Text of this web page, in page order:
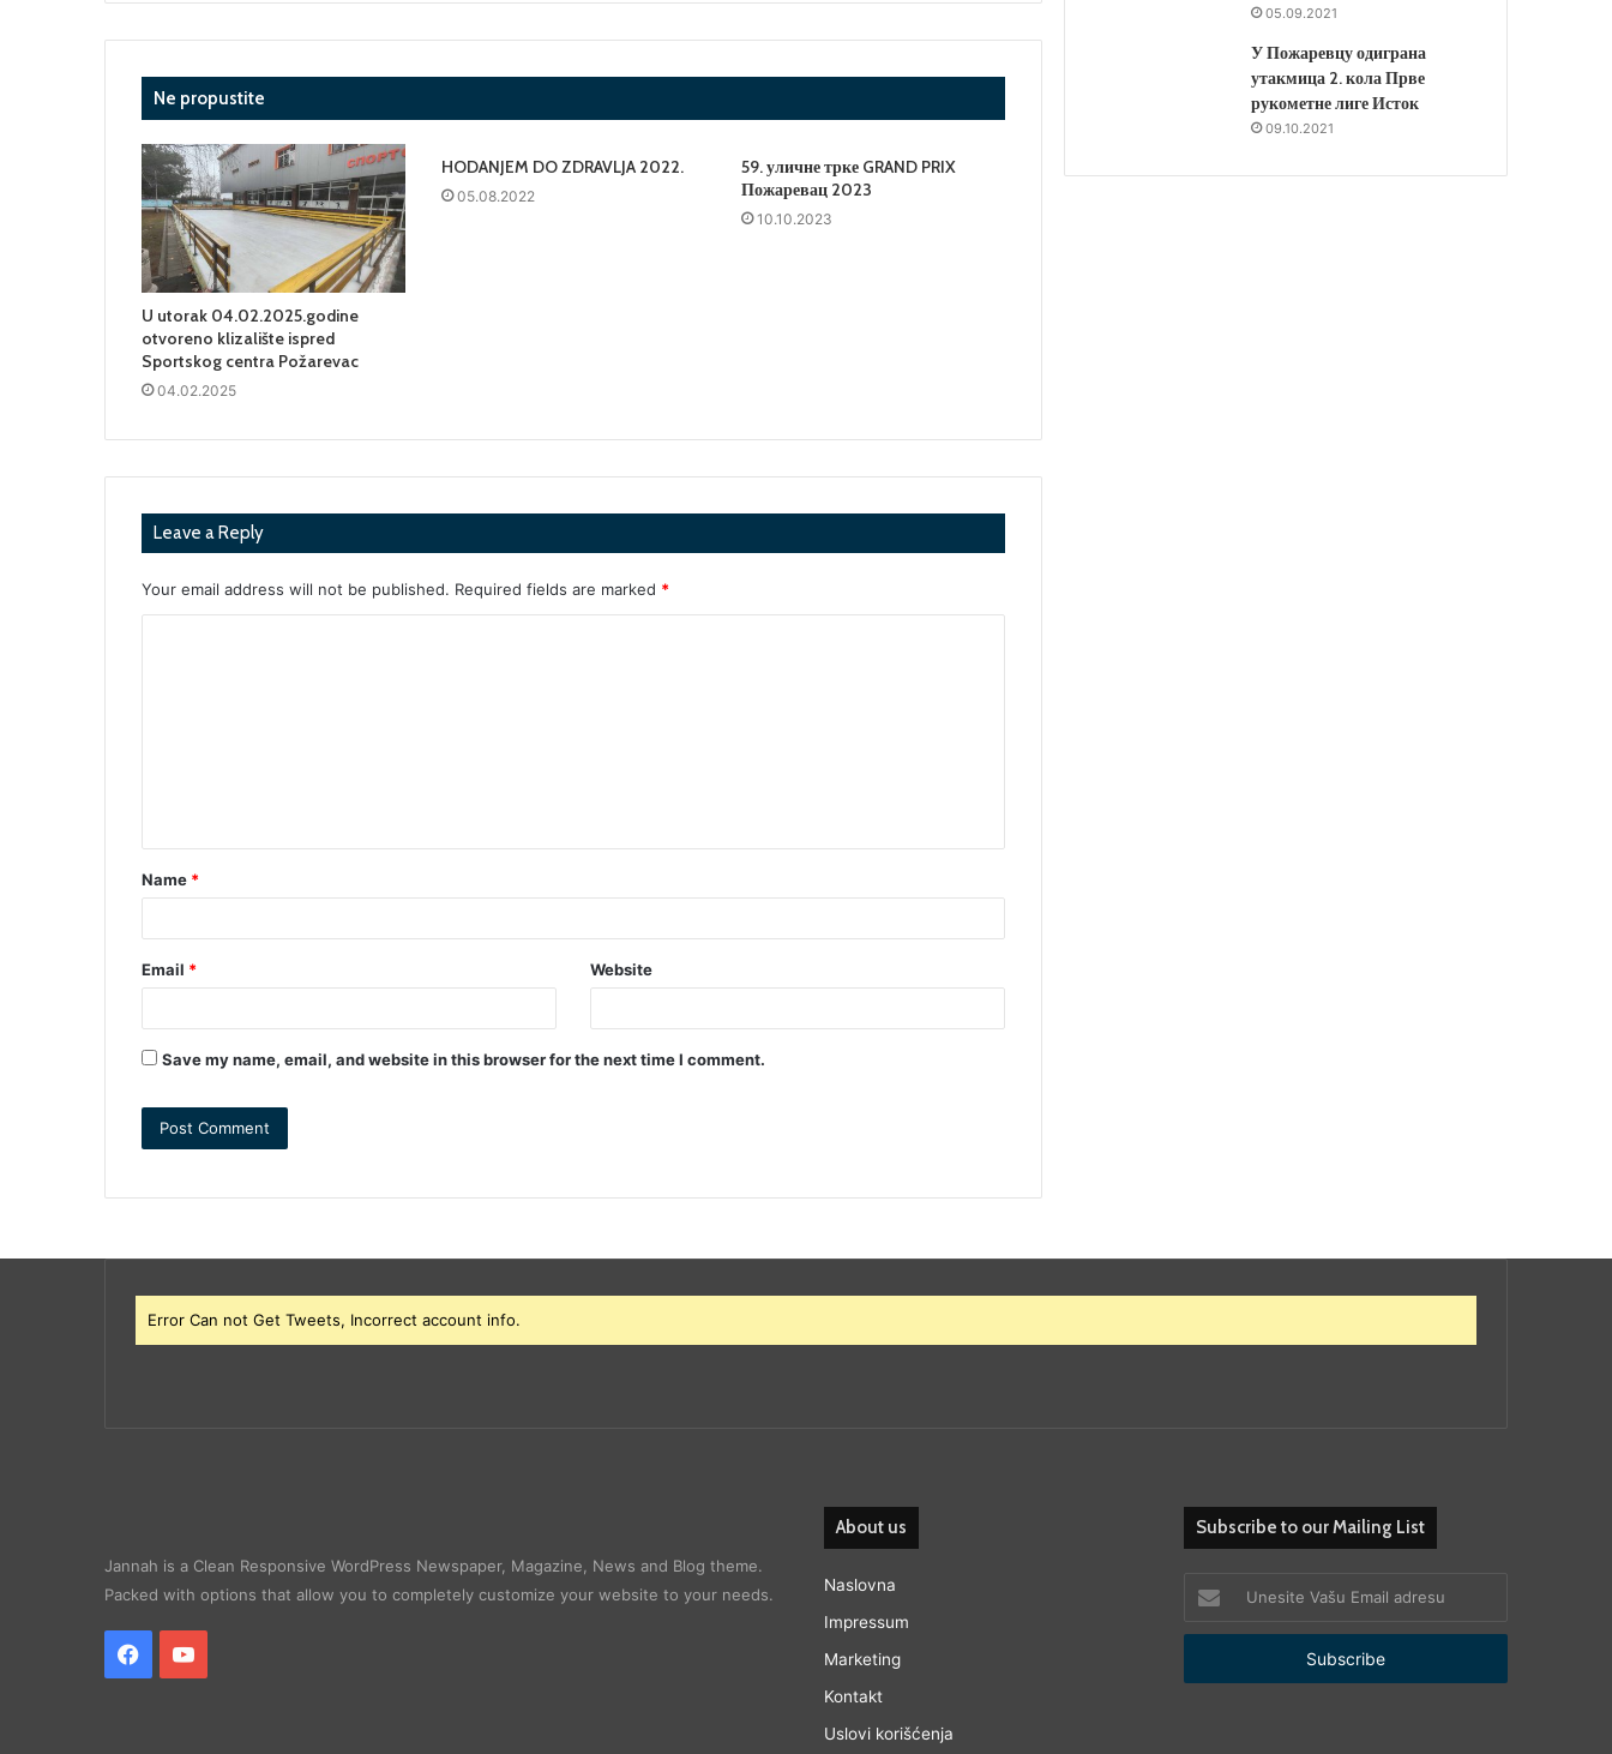
Ne propustite
U utorak 04.02.2025.godine
otvoreno klizalište ispred
Sportskog centra Požarevac
04.02.2025
HODANJEM DO ZDRAVLJA 2022.
05.08.2022
59. уличне трке GRAND PRIX
Пожаревац 2023
10.10.2023
Leave a Reply
Your email address will not be published. Required fields are marked *
t
*
Name *
Email * Website
Save my name, email, and website in this browser for the next time I comment.
05.09.2021
У Пожаревцу одиграна
утакмица 2. кола Прве
рукометне лиге Исток
09.10.2021
Error Can not Get Tweets, Incorrect account info.
Jannah is a Clean Responsive WordPress Newspaper, Magazine, News and Blog theme.
Packed with options that allow you to completely customize your website to your needs.
FacebookYouTube
About us
Naslovna
Impressum
Marketing
Kontakt
Uslovi korišćenja
Subscribe to our Mailing List
Vašu
Email